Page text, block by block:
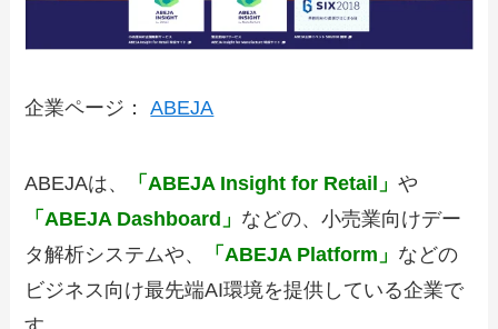
企業ページ：ABEJA
ABEJAは、 「ABEJA Insight for Retail」や
「ABEJA Dashboard」 などの、小売業向けデー
タ解析システムや、
「ABEJA Platform」 などの
ビジネス向け最先端AI環境を提供している企業で